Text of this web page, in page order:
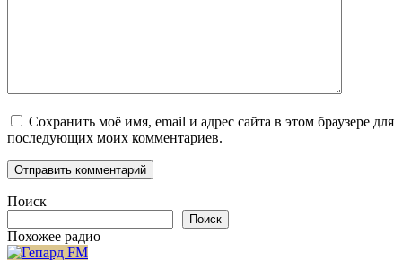
Сохранить моё имя, email и адрес сайта в этом браузере для
последующих моих комментариев.
Поиск
Поиск
Похожее радио